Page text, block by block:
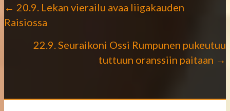
P
← 20.9. Lekan vierailu avaa liigakauden
Raisiossa
22.9. Seuraikoni Ossi Rumpunen pukeutuu
tuttuun oranssiin paitaan →